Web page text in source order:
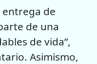
entrega de
de una
de vida”,
Asimismo,